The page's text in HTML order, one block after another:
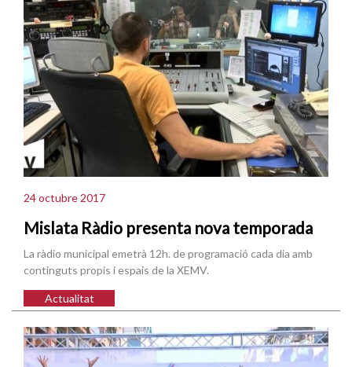
24 octubre 2017
Mislata Ràdio presenta nova temporada
La ràdio municipal emetrà 12h. de programació cada dia amb
continguts propis i espais de la XEMV.
Actualitat